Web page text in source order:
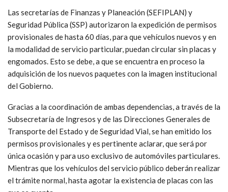
Las secretarías de Finanzas y Planeación (SEFIPLAN) y
Seguridad Pública (SSP) autorizaron la expedición de permisos
provisionales de hasta 60 días, para que vehículos nuevos y en
la modalidad de servicio particular, puedan circular sin placas y
engomados. Esto se debe, a que se encuentra en proceso la
adquisición de los nuevos paquetes con la imagen institucional
del Gobierno.
Gracias a la coordinación de ambas dependencias, a través de la
Subsecretaría de Ingresos y de las Direcciones Generales de
Transporte del Estado y de Seguridad Vial, se han emitido los
permisos provisionales y es pertinente aclarar, que será por
única ocasión y para uso exclusivo de automóviles particulares.
Mientras que los vehículos del servicio público deberán realizar
el trámite normal, hasta agotar la existencia de placas con las